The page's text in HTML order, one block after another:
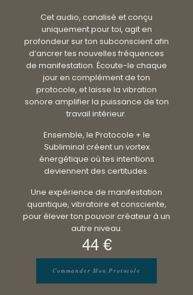
Cet audio, canalisé et conçu
uniquement pour toi, agit en
profondeur sur ton subconscient afin
d’ancrer tes nouvelles fréquences
de manifestation. Écoute-le chaque
jour en complément de ton
protocole, et laisse la vibration
sonore amplifier la puissance de ton
travail intérieur.
Ensemble, le Protocole + le
Subliminal créent un vortex
énergétique où tes intentions
deviennent des certitudes.
Une expérience de manifestation
quantique, vibratoire et consciente,
pour élever ton pouvoir créateur à un
autre niveau.
44 €
Commander Mon Protocole